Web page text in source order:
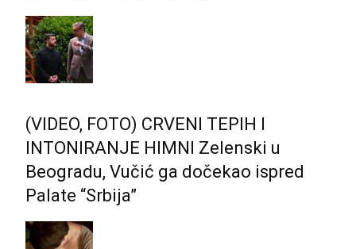
(VIDEO, FOTO) CRVENI TEPIH I
INTONIRANJE HIMNI Zelenski u
Beogradu, Vučić ga dočekao ispred
Palate “Srbija”